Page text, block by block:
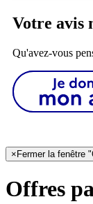
Votre avis
Qu'avez-vous
×Fermer la fenêtre
Offres